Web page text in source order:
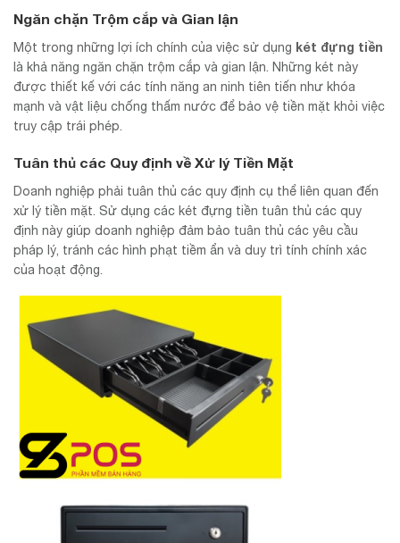
Ngăn chặn Trộm cắp và Gian lận
Một trong những lợi ích chính của việc sử dụng két đựng tiền
là khả năng ngăn chặn trộm cắp và gian lận. Những két này
được thiết kế với các tính năng an ninh tiên tiến như khóa
mạnh và vật liệu chống thấm nước để bảo vệ tiền mặt khỏi việc
truy cập trái phép.
Tuân thủ các Quy định về Xử lý Tiền Mặt
Doanh nghiệp phải tuân thủ các quy định cụ thể liên quan đến
xử lý tiền mặt. Sử dụng các két đựng tiền tuân thủ các quy
định này giúp doanh nghiệp đảm bảo tuân thủ các yêu cầu
pháp lý, tránh các hình phạt tiềm ẩn và duy trì tính chính xác
của hoạt động.